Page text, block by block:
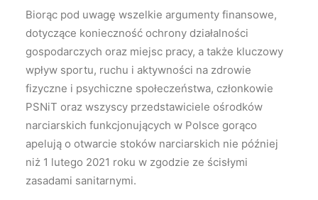
Biorąc pod uwagę wszelkie argumenty finansowe,
dotyczące konieczność ochrony działalności
gospodarczych oraz miejsc pracy, a także kluczowy
wpływ sportu, ruchu i aktywności na zdrowie
fizyczne i psychiczne społeczeństwa, członkowie
PSNiT oraz wszyscy przedstawiciele ośrodków
narciarskich funkcjonujących w Polsce gorąco
apelują o otwarcie stoków narciarskich nie później
niż 1 lutego 2021 roku w zgodzie ze ścisłymi
zasadami sanitarnymi.